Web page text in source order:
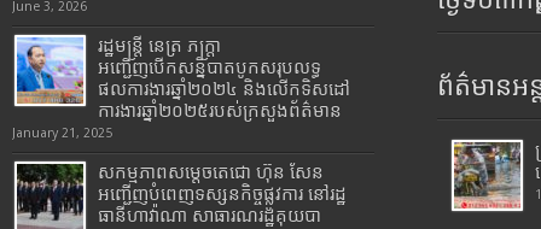
June 3, 2026
រដ្ឋមន្រ្តី​ នេត្រ​ ភក្ត្រា​
អញ្ជើញបើកសន្និបាតបូកសរុបលទ្ធ
ផលការងារឆ្នាំ២០២៤ និងលើកទិសដៅ
ការងារឆ្នាំ២០២៥របស់​ក្រសួង​ព័ត៌មាន​
January 21, 2025
សកម្មភាពសម្តេចតេជោ ហ៊ុន សែន
អញ្ជើញបំពេញទស្សនកិច្ចផ្លូវការ នៅរដ្ឋ
ធានីហាវ៉ាណា សាធារណរដ្ឋគុយបា
ព័ត៌មានអន្